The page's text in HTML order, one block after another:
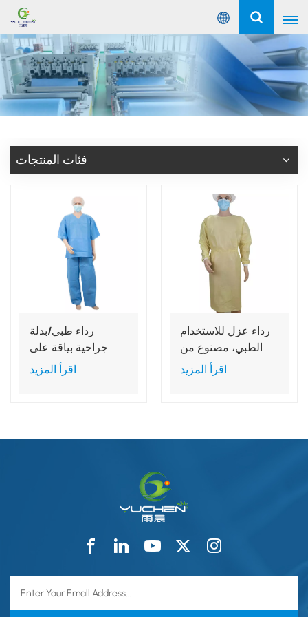
عربي
English
Русский
Español
فئات المنتجات
رداء طبي/بدلة
جراحية بياقة على
شكل حرف V
للاستخدام في
اقرأ المزيد
رداء عزل للاستخدام
الطبي، مصنوع من
مادة البولي بروبيلين
غير المنسوجة،
اقرأ المزيد